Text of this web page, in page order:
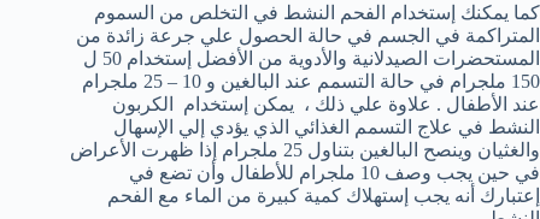
كما يمكنك إستخدام الفحم النشط في التخلص من السموم
المتراكمة في الجسم في حالة الحصول علي جرعة زائدة من
المستحضرات الصيدلانية والأدوية من الأفضل إستخدام 50 ل
150 ملجرام في حالة التسمم عند البالغين و 10 – 25 ملجرام
عند الأطفال . علاوة علي ذلك ، يمكن إستخدام الكربون
النشط في علاج التسمم الغذائي الذي يؤدي إلي الإسهال
والغثيان وينصح البالغين بتناول 25 ملجرام إذا ظهرت الأعراض
في حين يجب وصف 10 ملجرام للأطفال وأن تضع في
إعتبارك أنه يجب إستهلاك كمية كبيرة من الماء مع الفحم